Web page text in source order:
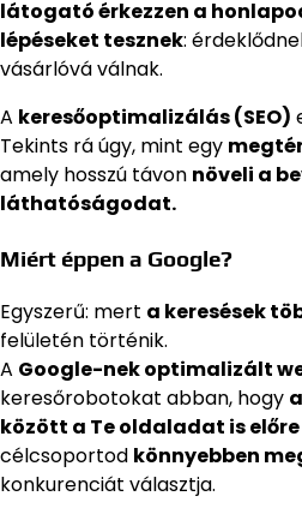
látogató érkezzen a
lépéseket tesznek:
vásárlóvá válnak.
A keresőoptimalizálás (SEO)
Tekints rá úgy, mint egy
amely hosszú távon növeli a
láthatóságodat.
Miért éppen a Google?
Egyszerű: mert a keresések
felületén történik.
A Google-nek optimalizált
keresőrobotokat abban, hogy
között a Te oldaladat is
célcsoportod könnyebben
konkurenciát választja.